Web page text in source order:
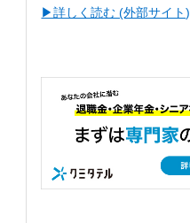
▶︎詳しく読む (外部サイト)